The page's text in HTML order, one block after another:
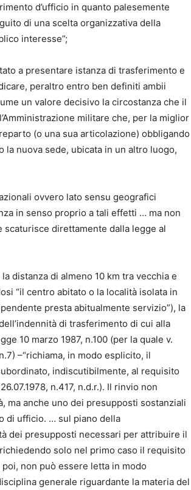
d’ufficio in quanto palesemente
di una scelta organizzativa della
interesse”;
a presentare istanza di trasferimento e
peraltro entro ben definiti ambii
un valore decisivo la circostanza che il
militare che, per la miglior
(o una sua articolazione) obbligando
nuova sede, ubicata in un altro luogo,
ovvero lato sensu geografici
in senso proprio a tali effetti … ma non
direttamente dalla legge al
distanza di almeno 10 km tra vecchia e
“il centro abitato o la località isolata in
presta abitualmente servizio”), la
di trasferimento di cui alla
10 marzo 1987, n.100 (per la quale v.
–“richiama, in modo esplicito, il
indiscutibilmente, al requisito
n.417, n.d.r.). Il rinvio non
ma anche uno dei presupposti sostanziali
di ufficio. … sul piano della
dei presupposti necessari per attribuire il
solo nel primo caso il requisito
non può essere letta in modo
generale riguardante la materia del